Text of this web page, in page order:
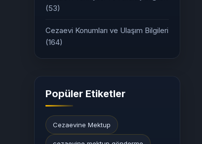
(53)
Cezaevi Konumları ve Ulaşım Bilgileri
(164)
Popüler Etiketler
Cezaevine Mektup